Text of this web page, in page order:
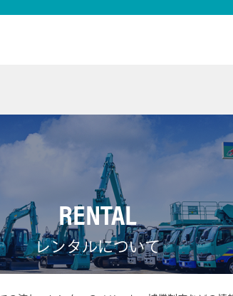
RENTAL
レンタルについて